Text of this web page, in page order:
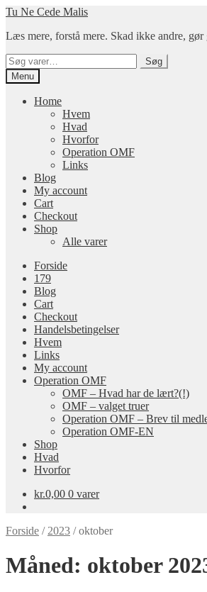
Spring
navigation
Spring
indhold
Tu Ne Cede Malis
Læs mere, forstå mere. Skad ikke andre,
Søg
efter:
Søg
Menu
Home
Hvem
Hvad
Hvorfor
Operation OMF
Links
Blog
My account
Cart
Checkout
Shop
Alle varer
Forside
179
Blog
Cart
Checkout
Handelsbetingelser
Hvem
Links
My account
Operation OMF
OMF – Hvad har de lært?(!)
OMF – valget truer
Operation OMF – Brev til
Operation OMF-EN
Shop
Hvad
Hvorfor
kr.0,00 0 varer
Forside / 2023 /oktober
Måned: oktober